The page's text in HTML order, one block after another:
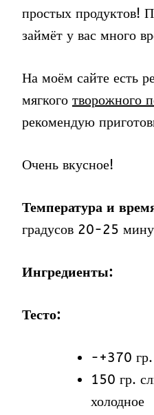
простых продуктов!
займёт у вас много
На моём сайте есть
мягкого творожного
рекомендую
Очень вкусное!
Температура и
градусов 20-25
Ингредиенты:
Тесто:
-+370
150 гр.
холодное